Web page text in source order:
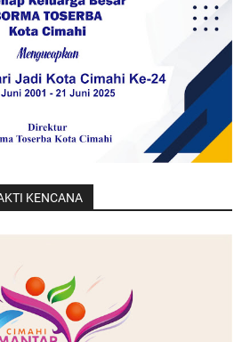
KENCANA